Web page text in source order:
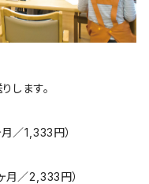
します。
／1,333円）
／2,333円）